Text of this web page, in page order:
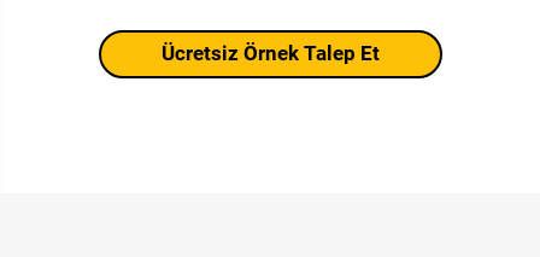
Ücretsiz Örnek Talep Et